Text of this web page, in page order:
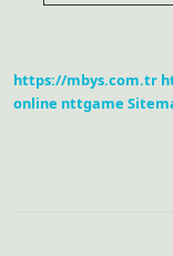
https://mbys.com.tr
online nttgame